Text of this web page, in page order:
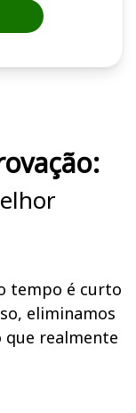
tempo é curto
eliminamos
realmente